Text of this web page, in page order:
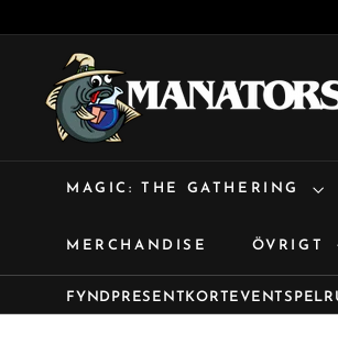
M
a
n
a
MAGIC: THE GATHERING
MERCHANDISE ÖVRIGT
FYND PRESENTKORT EVENT